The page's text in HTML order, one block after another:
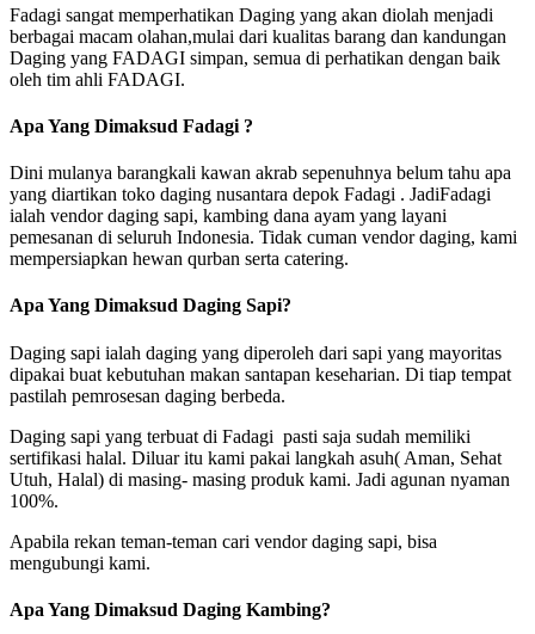
Fadagi sangat memperhatikan Daging yang akan diolah menjadi
berbagai macam olahan,mulai dari kualitas barang dan kandungan
Daging yang FADAGI simpan, semua di perhatikan dengan baik
oleh tim ahli FADAGI.
Apa Yang Dimaksud Fadagi ?
Dini mulanya barangkali kawan akrab sepenuhnya belum tahu apa
yang diartikan toko daging nusantara depok Fadagi . JadiFadagi
ialah vendor daging sapi, kambing dana ayam yang layani
pemesanan di seluruh Indonesia. Tidak cuman vendor daging, kami
mempersiapkan hewan qurban serta catering.
Apa Yang Dimaksud Daging Sapi?
Daging sapi ialah daging yang diperoleh dari sapi yang mayoritas
dipakai buat kebutuhan makan santapan keseharian. Di tiap tempat
pastilah pemrosesan daging berbeda.
Daging sapi yang terbuat di Fadagi pasti saja sudah memiliki
sertifikasi halal. Diluar itu kami pakai langkah asuh( Aman, Sehat
Utuh, Halal) di masing- masing produk kami. Jadi agunan nyaman
100%.
Apabila rekan teman-teman cari vendor daging sapi, bisa
mengubungi kami.
Apa Yang Dimaksud Daging Kambing?